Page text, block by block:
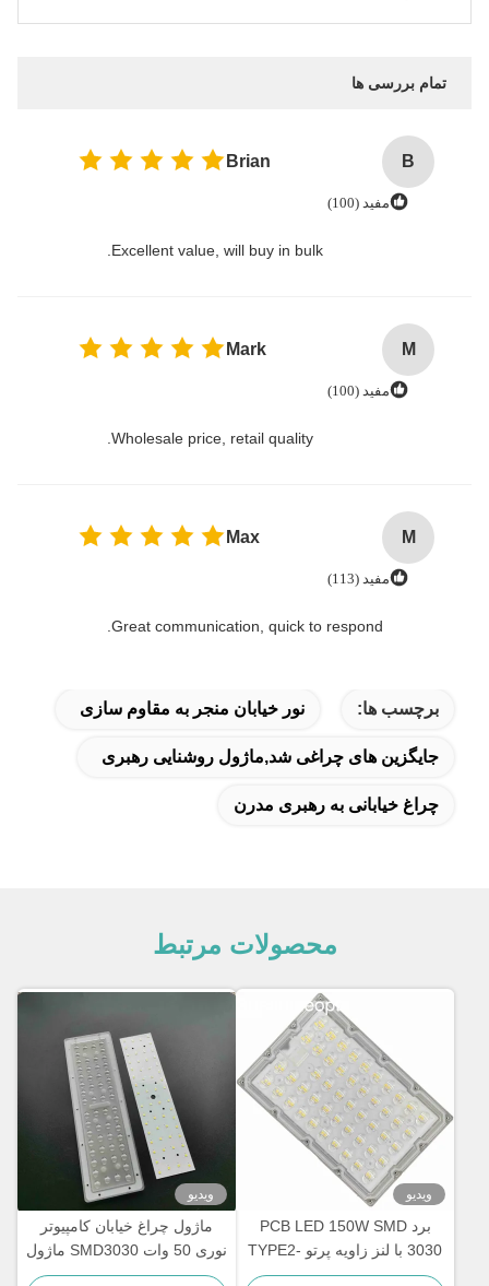
تمام بررسی ها
B
Brian
مفید (100)
Excellent value, will buy in bulk.
M
Mark
مفید (100)
Wholesale price, retail quality.
M
Max
مفید (113)
Great communication, quick to respond.
برچسب ها: نور خیابان منجر به مقاوم سازی
جایگزین های چراغی شد,ماژول روشنایی رهبری
چراغ خیابانی به رهبری مدرن
محصولات مرتبط
ویدیو
برد PCB LED 150W SMD
3030 با لنز زاویه پرتو TYPE2-
M برای عمده فروش ماژول نور
ویدیو
ماژول چراغ خیابان کامپیوتر
نوری 50 وات SMD3030 ماژول
PCB لنز آرایه نور خیابانی